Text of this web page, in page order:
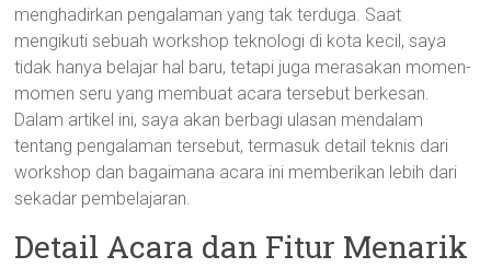
menghadirkan pengalaman yang tak terduga. Saat
mengikuti sebuah workshop teknologi di kota kecil, saya
tidak hanya belajar hal baru, tetapi juga merasakan momen-
momen seru yang membuat acara tersebut berkesan.
Dalam artikel ini, saya akan berbagi ulasan mendalam
tentang pengalaman tersebut, termasuk detail teknis dari
workshop dan bagaimana acara ini memberikan lebih dari
sekadar pembelajaran.
Detail Acara dan Fitur Menarik